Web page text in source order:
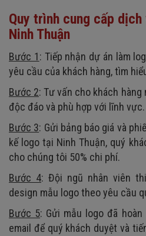
Quy trình cung cấp
Ninh Thuận
Bước 1: Tiếp nhận dự án làm
yêu cầu của khách hàng, tìm
Bước 2: Tư vấn cho khách
độc đáo và phù hợp với lĩnh vực.
Bước 3: Gửi bảng báo giá và
kế logo tại Ninh Thuận, quý
cho chúng tôi 50% chi phí.
Bước 4: Đội ngũ nhân viên
design mẫu logo theo yêu cầu
Bước 5: Gửi mẫu logo đã
email để quý khách duyệt và